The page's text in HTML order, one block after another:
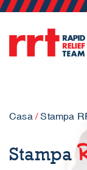
Casa/Stampa
Stampa